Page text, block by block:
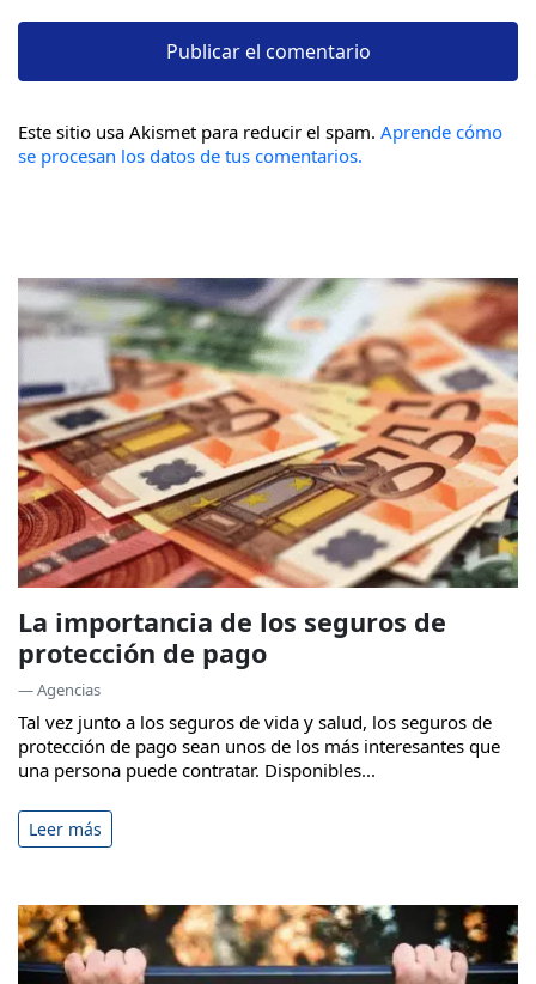
Este sitio usa Akismet para reducir el spam. Aprende cómo
se procesan los datos de tus comentarios.
La importancia de los seguros de
protección de pago
— Agencias
Tal vez junto a los seguros de vida y salud, los seguros de
protección de pago sean unos de los más interesantes que
una persona puede contratar. Disponibles...
Leer más